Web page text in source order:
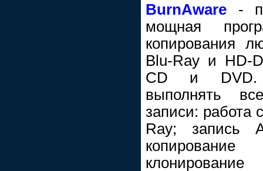
BurnAware -
мощная
копирования
Blu-Ray и HD-
CD и DVD.
выполнять
записи: работа
Ray; запись